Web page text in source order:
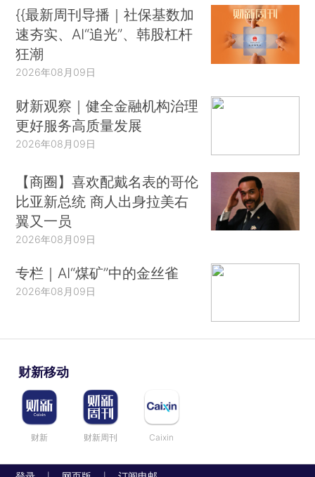
{{最新周刊导播｜社保基数加
速夯实、AI“追光”、韩股杠杆
狂潮
2026年08月09日
财新观察｜健全金融机构治理
更好服务高质量发展
2026年08月09日
【商圈】喜欢配戴名表的哥伦
比亚新总统 商人出身拉美右
翼又一员
2026年08月09日
专栏｜AI“煤矿”中的金丝雀
2026年08月09日
财新移动
财新 财新周刊 Caixin